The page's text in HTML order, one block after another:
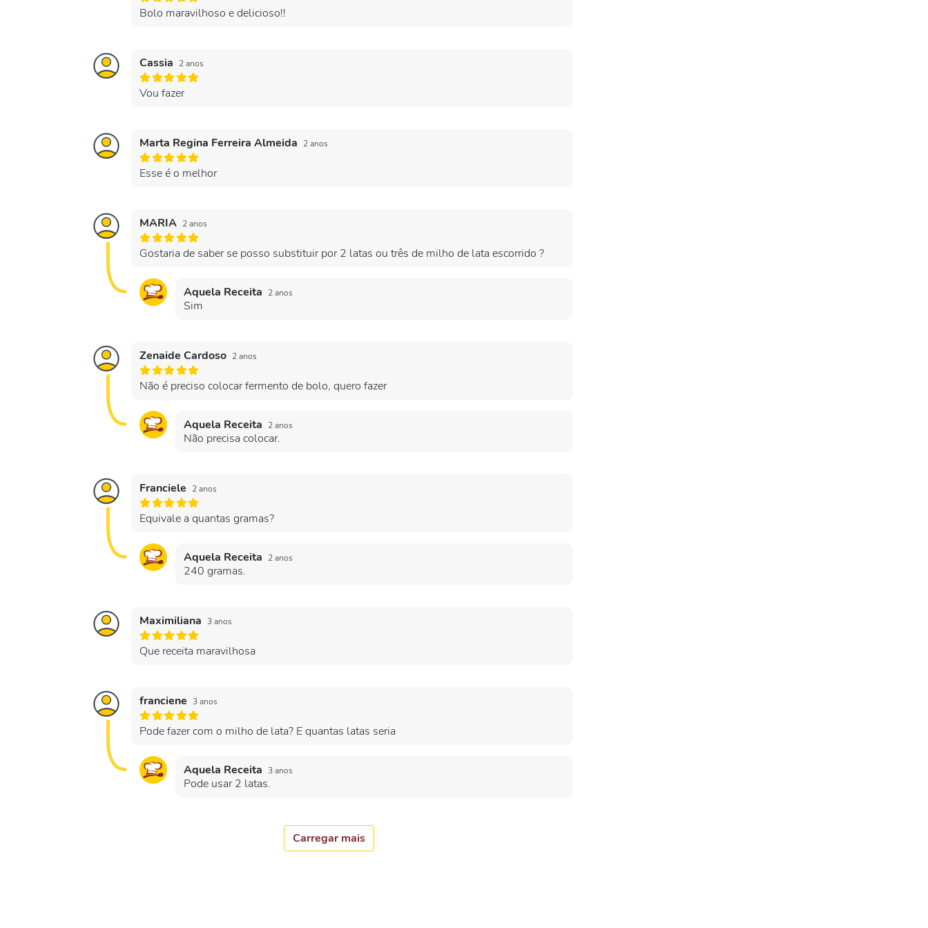
Bolo maravilhoso e delicioso!!
Cassia 2 anos
Vou fazer
Marta Regina Ferreira Almeida 2 anos
Esse é o melhor
MARIA 2 anos
Gostaria de saber se posso substituir por 2 latas ou três de milho de lata escorrido ?
Aquela Receita 2 anos
Sim
Zenaide Cardoso 2 anos
Não é preciso colocar fermento de bolo, quero fazer
Aquela Receita 2 anos
Não precisa colocar.
Franciele 2 anos
Equivale a quantas gramas?
Aquela Receita 2 anos
240 gramas.
Maximiliana 3 anos
Que receita maravilhosa
franciene 3 anos
Pode fazer com o milho de lata? E quantas latas seria
Aquela Receita 3 anos
Pode usar 2 latas.
Carregar mais